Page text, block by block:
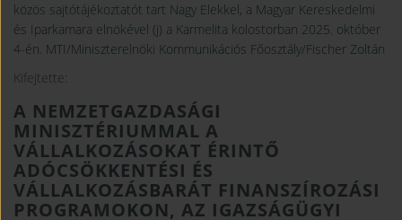
közös sajtótájékoztatót tart Nagy Elekkel, a Magyar Kereskedelmi
és Iparkamara elnökével (j) a Karmelita kolostorban 2025. október
4-én. MTI/Miniszterelnöki Kommunikációs Főosztály/Fischer Zoltán
Kifejtette:
A NEMZETGAZDASÁGI
MINISZTÉRIUMMAL A
VÁLLALKOZÁSOKAT ÉRINTŐ
ADÓCSÖKKENTÉSI ÉS
VÁLLALKOZÁSBARÁT FINANSZÍROZÁSI
PROGRAMOKON, AZ IGAZSÁGÜGYI